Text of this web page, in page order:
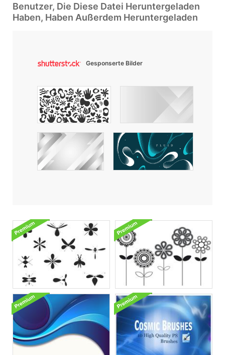
Benutzer, Die Diese Datei Heruntergeladen
Haben, Haben Außerdem Heruntergeladen
Gesponserte Bilder